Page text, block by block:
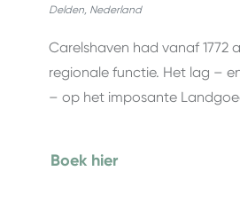
Delden, Nederland
Carelshaven had vanaf 1772
regionale functie. Het lag –
– op het imposante
Boek hier